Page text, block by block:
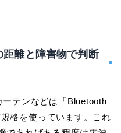
離と障害物で判断
テンなどは「Bluetooth
格を使っています。これ